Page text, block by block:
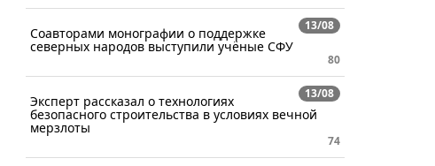
13/08
Cоавторами монографии о поддержке
северных народов выступили учёные СФУ
80
13/08
Эксперт рассказал о технологиях
безопасного строительства в условиях вечной
мерзлоты
74